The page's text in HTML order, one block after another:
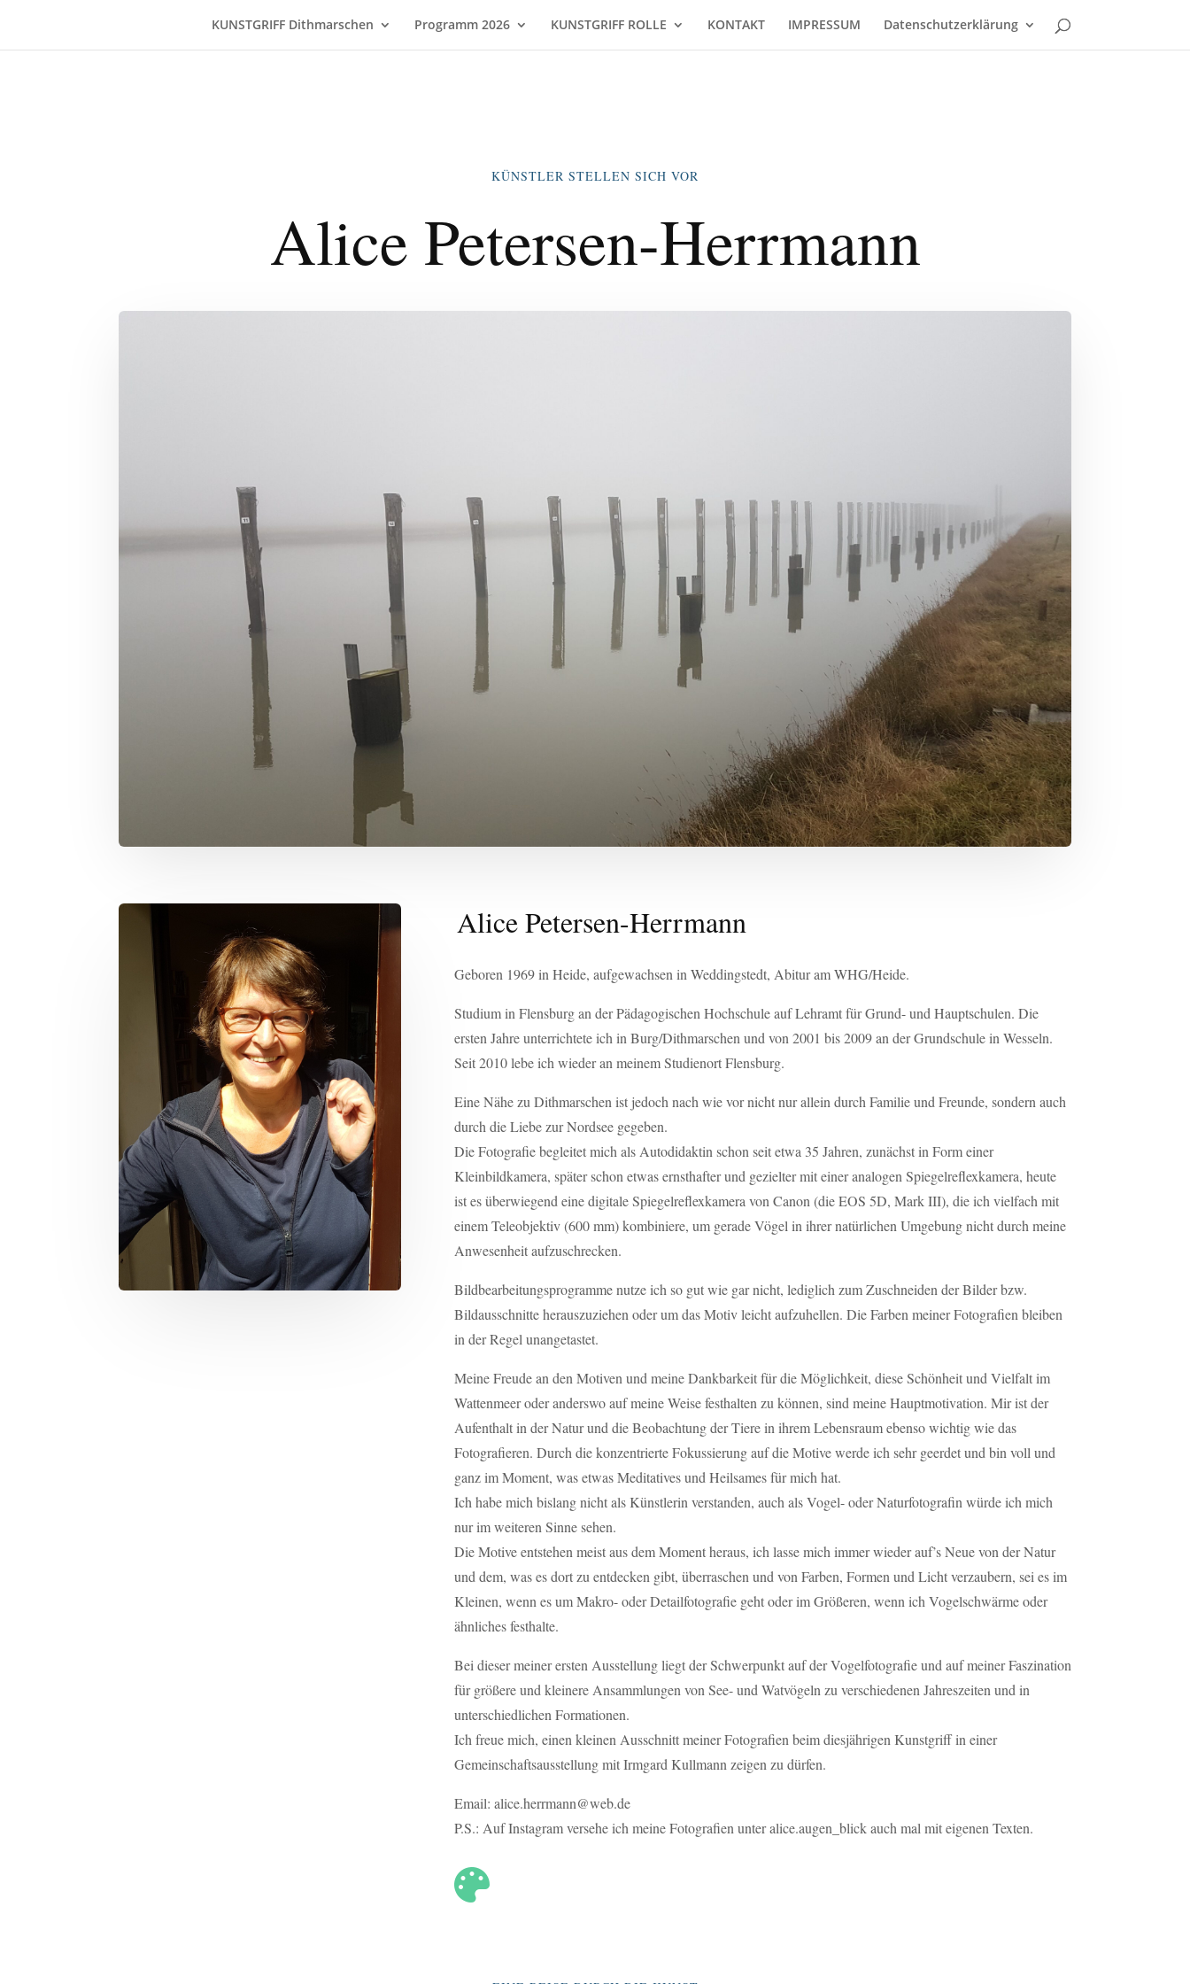
KUNSTGRIFF Dithmarschen Programm 2026 KUNSTGRIFF ROLLE KONTAKT IMPRESSUM Datenschutzerklärung
KÜNSTLER STELLEN SICH VOR
Alice Petersen-Herrmann
Alice Petersen-Herrmann
Geboren 1969 in Heide, aufgewachsen in Weddingstedt, Abitur am WHG/Heide.
Studium in Flensburg an der Pädagogischen Hochschule auf Lehramt für Grund- und Hauptschulen. Die
ersten Jahre unterrichtete ich in Burg/Dithmarschen und von 2001 bis 2009 an der Grundschule in Wesseln.
Seit 2010 lebe ich wieder an meinem Studienort Flensburg.
Eine Nähe zu Dithmarschen ist jedoch nach wie vor nicht nur allein durch Familie und Freunde, sondern auch
durch die Liebe zur Nordsee gegeben.
Die Fotografie begleitet mich als Autodidaktin schon seit etwa 35 Jahren, zunächst in Form einer
Kleinbildkamera, später schon etwas ernsthafter und gezielter mit einer analogen Spiegelreflexkamera, heute
ist es überwiegend eine digitale Spiegelreflexkamera von Canon (die EOS 5D, Mark III), die ich vielfach mit
einem Teleobjektiv (600 mm) kombiniere, um gerade Vögel in ihrer natürlichen Umgebung nicht durch meine
Anwesenheit aufzuschrecken.
Bildbearbeitungsprogramme nutze ich so gut wie gar nicht, lediglich zum Zuschneiden der Bilder bzw.
Bildausschnitte herauszuziehen oder um das Motiv leicht aufzuhellen. Die Farben meiner Fotografien bleiben
in der Regel unangetastet.
Meine Freude an den Motiven und meine Dankbarkeit für die Möglichkeit, diese Schönheit und Vielfalt im
Wattenmeer oder anderswo auf meine Weise festhalten zu können, sind meine Hauptmotivation. Mir ist der
Aufenthalt in der Natur und die Beobachtung der Tiere in ihrem Lebensraum ebenso wichtig wie das
Fotografieren. Durch die konzentrierte Fokussierung auf die Motive werde ich sehr geerdet und bin voll und
ganz im Moment, was etwas Meditatives und Heilsames für mich hat.
Ich habe mich bislang nicht als Künstlerin verstanden, auch als Vogel- oder Naturfotografin würde ich mich
nur im weiteren Sinne sehen.
Die Motive entstehen meist aus dem Moment heraus, ich lasse mich immer wieder auf’s Neue von der Natur
und dem, was es dort zu entdecken gibt, überraschen und von Farben, Formen und Licht verzaubern, sei es im
Kleinen, wenn es um Makro- oder Detailfotografie geht oder im Größeren, wenn ich Vogelschwärme oder
ähnliches festhalte.
Bei dieser meiner ersten Ausstellung liegt der Schwerpunkt auf der Vogelfotografie und auf meiner Faszination
für größere und kleinere Ansammlungen von See- und Watvögeln zu verschiedenen Jahreszeiten und in
unterschiedlichen Formationen.
Ich freue mich, einen kleinen Ausschnitt meiner Fotografien beim diesjährigen Kunstgriff in einer
Gemeinschaftsausstellung mit Irmgard Kullmann zeigen zu dürfen.
Email: alice.herrmann@web.de
P.S.: Auf Instagram versehe ich meine Fotografien unter alice.augen_blick auch mal mit eigenen Texten.
